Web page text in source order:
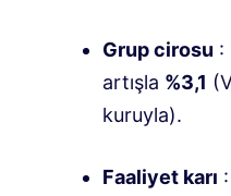
Grup cirosu :
artışla %3,1
kuruyla).
Faaliyet karı